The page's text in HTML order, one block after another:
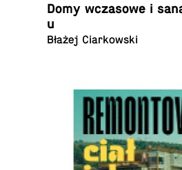
Domy wcza­sowe i
u
Błażej Ciarkowski